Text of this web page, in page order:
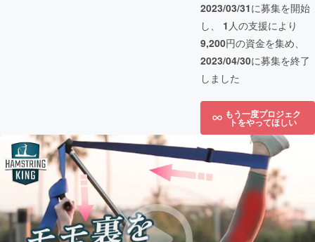
2023/03/31に募集を開始
し、 1 人の支援により
9,200円の資金を集め、
2023/04/30に募集を終了
しました
もう一度プロジェク
トをやってほしい